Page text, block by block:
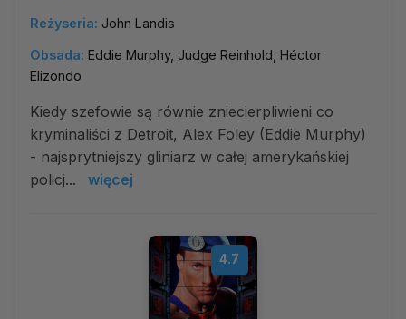
Reżyseria: John Landis
Obsada: Eddie Murphy, Judge Reinhold, Héctor
Elizondo
Kiedy szefowie są równie zniecierpliwieni co
kryminaliści z Detroit, Alex Foley (Eddie Murphy)
- najsprytniejszy gliniarz w całej amerykańskiej
policj...
więcej
4.7